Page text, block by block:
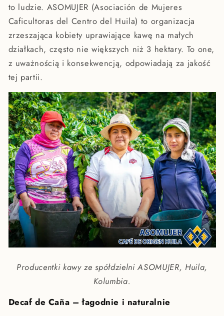
to ludzie. ASOMUJER (Asociación de Mujeres
Caficultoras del Centro del Huila) to organizacja
zrzeszająca kobiety uprawiające kawę na małych
działkach, często nie większych niż 3 hektary. To one,
z uważnością i konsekwencją, odpowiadają za jakość
tej partii.
Producentki kawy ze spółdzielni ASOMUJER, Huila,
Kolumbia.
Decaf de Caña – łagodnie i naturalnie